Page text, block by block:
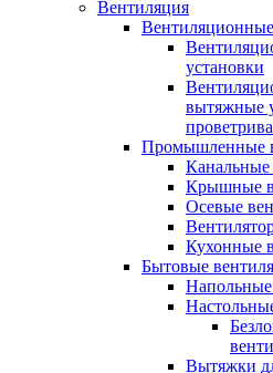
Вентиляция
установки
вытяжные
Промышленные
Канальные
Крышные
Осевые
Кухонные
Бытовые
Вытяжки